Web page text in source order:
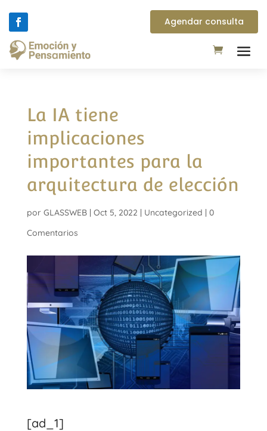
Agendar consulta
La IA tiene
implicaciones
importantes para la
arquitectura de elección
por GLASSWEB| Oct 5, 2022 | Uncategorized | 0
Comentarios
[ad_1]